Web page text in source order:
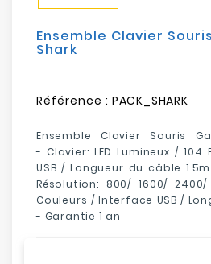
Loisirs
Ensemble Clavier
Shark
Référence : PACK_SHARK
Ensemble Clavier Souris
- Clavier: LED Lumineux /
USB / Longueur du câble
Résolution: 800/ 1600/
Couleurs / Interface USB /
- Garantie 1 an